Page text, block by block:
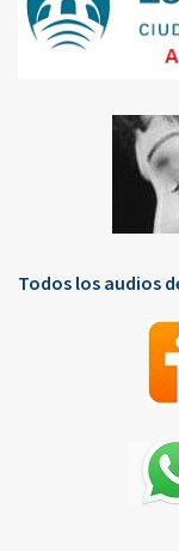
Todos los audios